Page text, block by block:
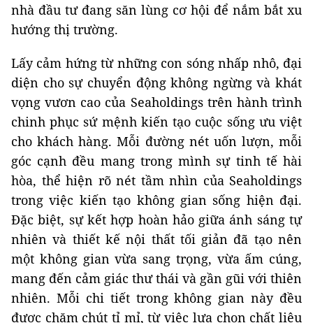
nhà đầu tư đang săn lùng cơ hội để nắm bắt xu
hướng thị trường.
Lấy cảm hứng từ những con sóng nhấp nhô, đại
diện cho sự chuyển động không ngừng và khát
vọng vươn cao của Seaholdings trên hành trình
chinh phục sứ mệnh kiến tạo cuộc sống ưu việt
cho khách hàng. Mỗi đường nét uốn lượn, mỗi
góc cạnh đều mang trong mình sự tinh tế hài
hòa, thể hiện rõ nét tầm nhìn của Seaholdings
trong việc kiến tạo không gian sống hiện đại.
Đặc biệt, sự kết hợp hoàn hảo giữa ánh sáng tự
nhiên và thiết kế nội thất tối giản đã tạo nên
một không gian vừa sang trọng, vừa ấm cúng,
mang đến cảm giác thư thái và gần gũi với thiên
nhiên. Mỗi chi tiết trong không gian này đều
được chăm chút tỉ mỉ, từ việc lựa chọn chất liệu